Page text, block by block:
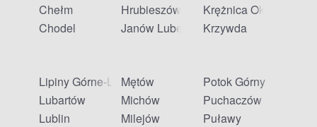
Tak, Apteline to portal umożliwiający rezerwację leków z
odbiorem w aptece stacjonarnej. W Okrzei znajdziesz listę
Czy apteki partnerskie Apteline w Okrzei są
czynne w niedzielę?
Chełm
Chodel
Hrubieszów
Janów Lubelski
Krężnica Okrągła
Krzywda
Lipiny Górne-Lewki
Lubartów
Lublin
Mętów
Michów
Milejów
Potok Górny
Puchaczów
Puławy